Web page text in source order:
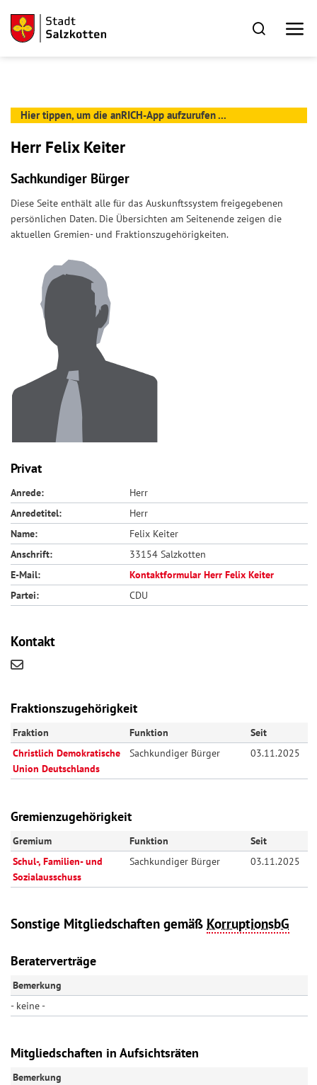
Hier tippen, um die anRICH-App aufzurufen ...
Herr Felix Keiter
Sachkundiger Bürger
Diese Seite enthält alle für das Auskunftssystem freigegebenen
persönlichen Daten. Die Übersichten am Seitenende zeigen die
aktuellen Gremien- und Fraktionszugehörigkeiten.
Privat
Anrede:
Herr
Anredetitel:
Herr
Name:
Felix Keiter
Anschrift:
33154 Salzkotten
E-Mail:
Kontaktformular Herr Felix Keiter
Partei:
CDU
Kontakt
Fraktionszugehörigkeit
Fraktion Funktion
Seit
Christlich Demokratische
Union Deutschlands
Sachkundiger Bürger 03.11.2025
Gremienzugehörigkeit
Gremium Funktion
Seit
Schul-, Familien- und
Sozialausschuss
Sachkundiger Bürger 03.11.2025
Sonstige Mitgliedschaften gemäß KorruptionsbG
Beraterverträge
Bemerkung
- keine -
Mitgliedschaften in Aufsichtsräten
Bemerkung